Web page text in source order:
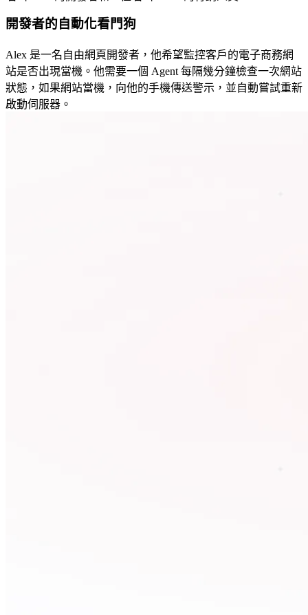
開發者的自動化看門狗
Alex 是一名自由網頁開發者，他希望監控客戶的電子商務網
站是否出現當機。他需要一個 Agent 每隔幾分鐘檢查一次網站
狀態，如果網站當機，向他的手機傳送警示，並自動嘗試重新
啟動伺服器。